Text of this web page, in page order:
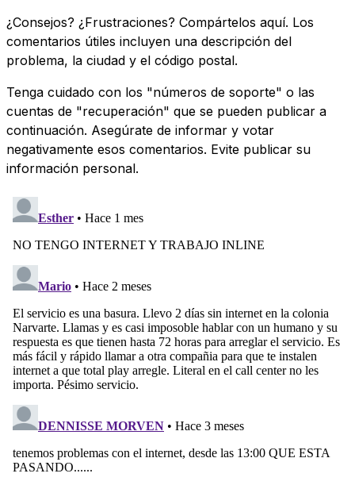
¿Consejos? ¿Frustraciones? Compártelos aquí. Los
comentarios útiles incluyen una descripción del
problema, la ciudad y el código postal.
Tenga cuidado con los "números de soporte" o las
cuentas de "recuperación" que se pueden publicar a
continuación. Asegúrate de informar y votar
negativamente esos comentarios. Evite publicar su
información personal.